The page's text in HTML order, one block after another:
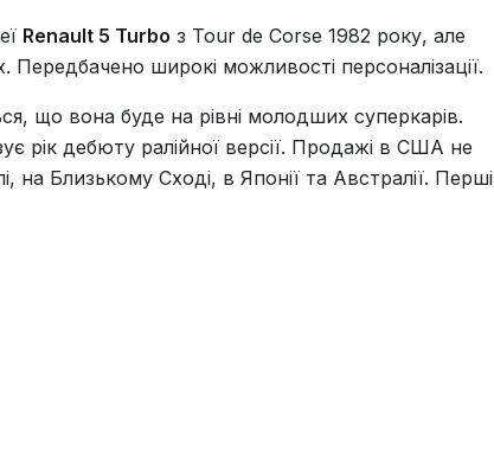
Renault 5 Turbo з Tour de Corse 1982 року, але
Передбачено широкі можливості персоналізації.
що вона буде на рівні молодших суперкарів.
рік дебюту ралійної версії. Продажі в США не
Близькому Сході, в Японії та Австралії. Перші